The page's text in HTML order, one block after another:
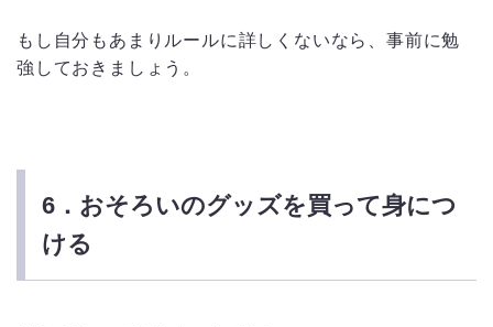
もし自分もあまりルールに詳しくないなら、事前に勉
強しておきましょう。
6．おそろいのグッズを買って身につ
ける